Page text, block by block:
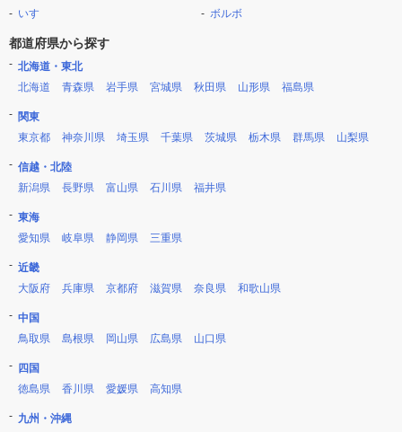
いすゞ
ボルボ
都道府県から探す
北海道・東北
北海道
青森県 岩手県 宮城県 秋田県 山形県 福島県
関東
東京都
神奈川県 埼玉県 千葉県 茨城県 栃木県 群馬県 山梨県
信越・北陸
新潟県
長野県 富山県 石川県 福井県
東海
愛知県
岐阜県 静岡県 三重県
近畿
大阪府
兵庫県 京都府 滋賀県 奈良県 和歌山県
中国
鳥取県
島根県 岡山県 広島県 山口県
四国
徳島県
香川県 愛媛県 高知県
九州・沖縄